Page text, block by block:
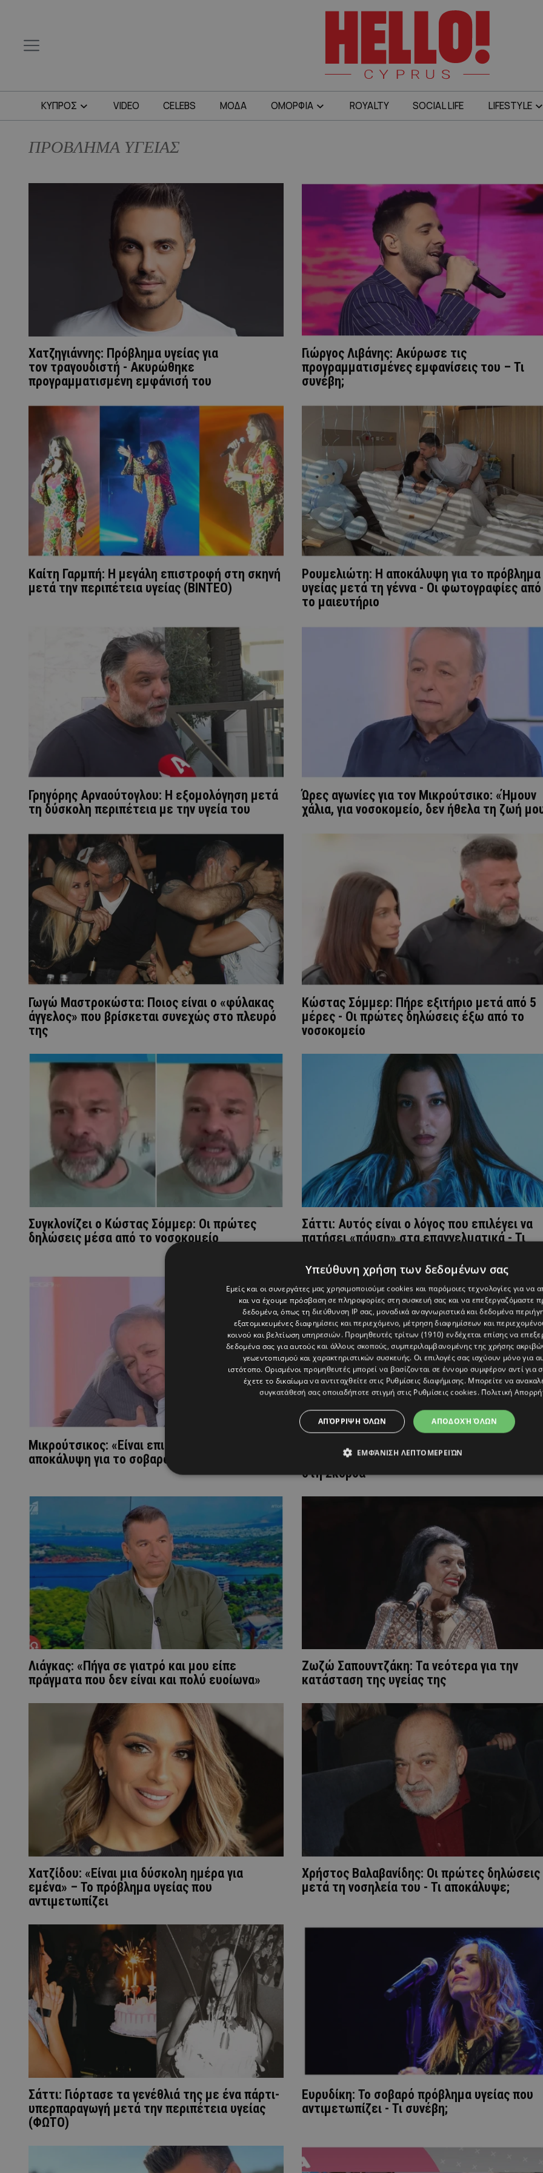
ΚΥΠΡΟΣ VIDEO CELEBS ΜΟΔΑ ΟΜΟΡΦΙΑ ROYALTY SOCIAL LIFE LIFESTYLE
ΠΡΟΒΛΗΜΑ ΥΓΕΙΑΣ
Χατζηγιάννης: Πρόβλημα υγείας για
τον τραγουδιστή - Ακυρώθηκε
προγραμματισμένη εμφάνισή του
Γιώργος Λιβάνης: Ακύρωσε τις
προγραμματισμένες εμφανίσεις του – Τι
συνέβη;
Καίτη Γαρμπή: Η μεγάλη επιστροφή στη σκηνή
μετά την περιπέτεια υγείας (ΒΙΝΤΕΟ)
Ρουμελιώτη: Η αποκάλυψη για το πρόβλημα
υγείας μετά τη γέννα - Οι φωτογραφίες από
το μαιευτήριο
Γρηγόρης Αρναούτογλου: Η εξομολόγηση μετά
τη δύσκολη περιπέτεια με την υγεία του
Ώρες αγωνίες για τον Μικρούτσικο: «Ήμουν
χάλια, για νοσοκομείο, δεν ήθελα τη ζωή
Γωγώ Μαστροκώστα: Ποιος είναι ο «φύλακας
άγγελος» που βρίσκεται συνεχώς στο πλευρό
της
Κώστας Σόμμερ: Πήρε εξιτήριο μετά από 5
μέρες - Οι πρώτες δηλώσεις έξω από το
νοσοκομείο
Συγκλονίζει ο Κώστας Σόμμερ: Οι πρώτες
δηλώσεις μέσα από το νοσοκομείο
Σάττι: Αυτός είναι ο λόγος που επιλέγει να
πατήσει «πάυση» στα επαγγελματικά - Τι
Μικρούτσικος: «Είναι επικίνδυνο» – Η
αποκάλυψη για το σοβαρό πρόβλημα υγείας
Μικρούτσικος: Η επιστροφή στην εκπομπή
μετά την περιπέτεια υγείας & το
στη Σκορδά
Λιάγκας: «Πήγα σε γιατρό και μου είπε
πράγματα που δεν είναι και πολύ ευοίωνα»
Ζωζώ Σαπουντζάκη: Τα νεότερα για την
κατάσταση της υγείας της
Χατζίδου: «Είναι μια δύσκολη ημέρα για
εμένα» – Το πρόβλημα υγείας που
αντιμετωπίζει
Χρήστος Βαλαβανίδης: Οι πρώτες δηλώσεις
μετά τη νοσηλεία του - Τι αποκάλυψε;
Σάττι: Γιόρτασε τα γενέθλιά της με ένα πάρτι-
υπερπαραγωγή μετά την περιπέτεια υγείας
(ΦΩΤΟ)
Ευρυδίκη: Το σοβαρό πρόβλημα υγείας που
αντιμετωπίζει - Τι συνέβη;
Υπεύθυνη χρήση των δεδομένων σας
Εμείς και οι συνεργάτες μας χρησιμοποιούμε cookies και παρόμοιες τεχνολογίες για να
και να έχουμε πρόσβαση σε πληροφορίες στη συσκευή σας και να επεξεργαζόμαστε
δεδομένα, όπως τη διεύθυνση IP σας, μοναδικά αναγνωριστικά και δεδομένα
εξατομικευμένες διαφημίσεις και περιεχόμενο, μέτρηση διαφημίσεων και
κοινού και βελτίωση υπηρεσιών. Προμηθευτές τρίτων (1910) ενδέχεται επίσης να
δεδομένα σας για αυτούς και άλλους σκοπούς, συμπεριλαμβανομένης της χρήσης
γεωεντοπισμού και χαρακτηριστικών συσκευής. Οι επιλογές σας ισχύουν μόνο για
ιστότοπο. Ορισμένοι προμηθευτές μπορεί να βασίζονται σε έννομο συμφέρον αντί για
έχετε το δικαίωμα να αντιταχθείτε στις Ρυθμίσεις διαφήμισης. Μπορείτε να
συγκατάθεσή σας οποιαδήποτε στιγμή στις Ρυθμίσεις cookies. Πολιτική
ΑΠΟΔΟΧΉ ΌΛΩΝ
ΑΠΌΡΡΙΨΗ ΌΛΩΝ
ΕΜΦΆΝΙΣΗ ΛΕΠΤΟΜΕΡΕΙΏΝ